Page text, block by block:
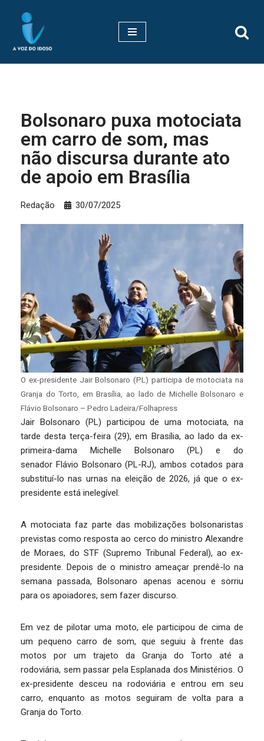
Pular
para
Bolsonaro puxa motociata
em carro de som, mas
não discursa durante ato
de apoio em Brasília
Redação 30/07/2025
O ex-presidente Jair Bolsonaro (PL) participa de motociata na
Granja do Torto, em Brasília, ao lado de Michelle Bolsonaro e
Flávio Bolsonaro – Pedro Ladeira/Folhapress
Jair Bolsonaro (PL) participou de uma motociata, na
tarde desta terça-feira (29), em Brasília, ao lado da ex-
primeira-dama Michelle Bolsonaro (PL) e do
senador Flávio Bolsonaro (PL-RJ), ambos cotados para
substituí-lo nas urnas na eleição de 2026, já que o ex-
presidente está inelegível.
A motociata faz parte das mobilizações bolsonaristas
previstas como resposta ao cerco do ministro Alexandre
de Moraes, do STF (Supremo Tribunal Federal), ao ex-
presidente. Depois de o ministro ameaçar prendê-lo na
semana passada, Bolsonaro apenas acenou e sorriu
para os apoiadores, sem fazer discurso.
Em vez de pilotar uma moto, ele participou de cima de
um pequeno carro de som, que seguiu à frente das
motos por um trajeto da Granja do Torto até a
rodoviária, sem passar pela Esplanada dos Ministérios. O
ex-presidente desceu na rodoviária e entrou em seu
carro, enquanto as motos seguiram de volta para a
Granja do Torto.